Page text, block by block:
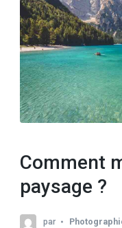
Comment
paysage ?
par